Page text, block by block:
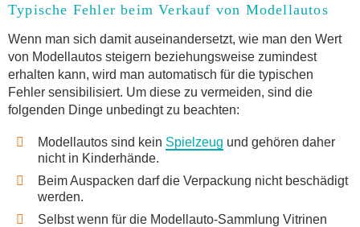
Typische Fehler beim Verkauf von Modellautos
Wenn man sich damit auseinandersetzt, wie man den Wert
von Modellautos steigern beziehungsweise zumindest
erhalten kann, wird man automatisch für die typischen
Fehler sensibilisiert. Um diese zu vermeiden, sind die
folgenden Dinge unbedingt zu beachten:
Modellautos sind kein Spielzeug und gehören daher
nicht in Kinderhände.
Beim Auspacken darf die Verpackung nicht beschädigt
werden.
Selbst wenn für die Modellauto-Sammlung Vitrinen